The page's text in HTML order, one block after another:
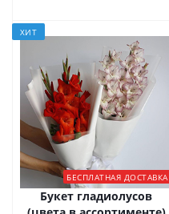
ХИТ
БЕСПЛАТНАЯ ДОСТАВКА
Букет гладиолусов